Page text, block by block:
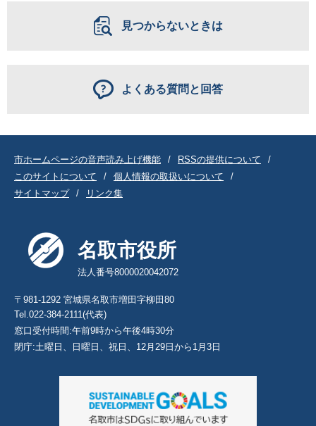
見つからないときは
よくある質問と回答
市ホームページの音声読み上げ機能
RSSの提供について
このサイトについて
個人情報の取扱いについて
サイトマップ
リンク集
名取市役所
法人番号8000020042072
〒981-1292 宮城県名取市増田字柳田80
Tel.022-384-2111(代表)
窓口受付時間:午前9時から午後4時30分
閉庁:土曜日、日曜日、祝日、12月29日から1月3日